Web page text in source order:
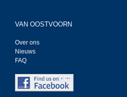
VAN OOSTVOORN
Over ons
Nieuws
FAQ